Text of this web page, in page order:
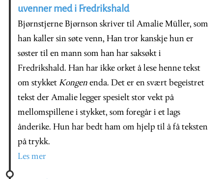
uvenner med i Fredrikshald
Bjørnstjerne Bjørnson skriver til Amalie Müller, som
han kaller sin søte venn, Han tror kanskje hun er
søster til en mann som han har saksøkt i
Fredrikshald. Han har ikke orket å lese henne tekst
om stykket Kongen enda. Det er en svært begeistret
tekst der Amalie legger spesielt stor vekt på
mellomspillene i stykket, som foregår i et lags
ånderike. Hun har bedt ham om hjelp til å få teksten
på trykk.
Les mer